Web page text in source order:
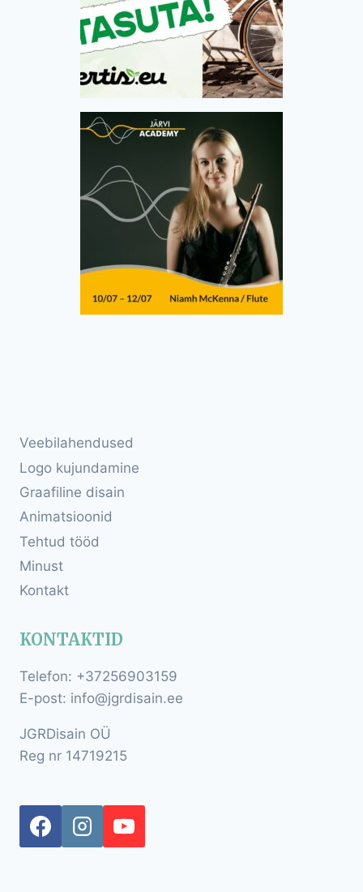
Veebilahendused
Logo kujundamine
Graafiline disain
Animatsioonid
Tehtud tööd
Minust
Kontakt
KONTAKTID
Telefon: +37256903159
E-post: info@jgrdisain.ee
JGRDisain OÜ
Reg nr 14719215